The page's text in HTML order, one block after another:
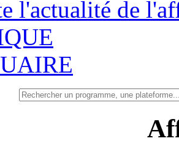
l'actualité de